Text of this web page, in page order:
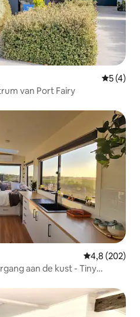
5 (4)
van Port Fairy
Gemiddelde
4,8 (202)
aan de kust - Tiny